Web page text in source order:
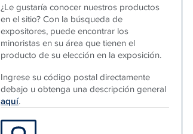
¿Le gustaría conocer nuestros productos
en el sitio? Con la búsqueda de
expositores, puede encontrar los
minoristas en su área que tienen el
producto de su elección en la exposición.
Ingrese su código postal directamente
debajo u obtenga una descripción general
aquí.